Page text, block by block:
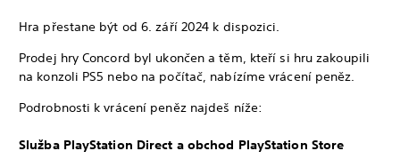
Hra přestane být od 6. září 2024 k dispozici.
Prodej hry Concord byl ukončen a těm, kteří si hru zakoupili
na konzoli PS5 nebo na počítač, nabízíme vrácení peněz.
Podrobnosti k vrácení peněz najdeš níže:
Služba PlayStation Direct a obchod PlayStation Store